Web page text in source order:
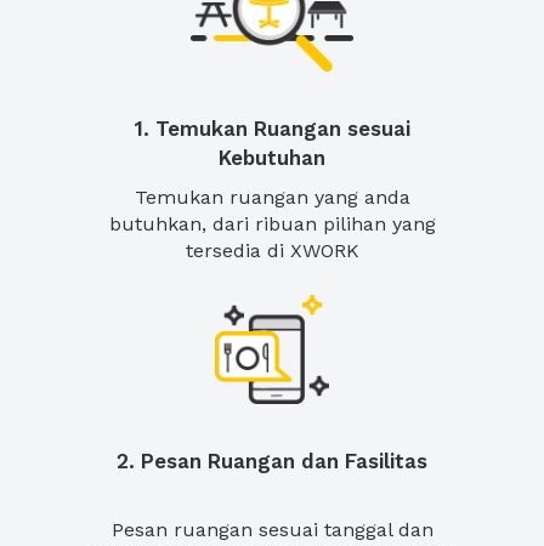
1. Temukan Ruangan sesuai
Kebutuhan
Temukan ruangan yang anda
butuhkan, dari ribuan pilihan yang
tersedia di XWORK
2. Pesan Ruangan dan Fasilitas
Pesan ruangan sesuai tanggal dan